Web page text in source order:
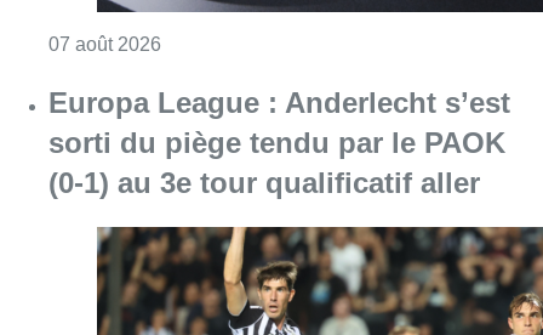
07 août 2026Consulter l'article "Europa League :